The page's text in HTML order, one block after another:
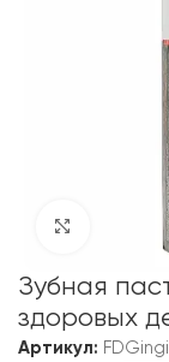
Click to
Зубная
здоровых
Артикул: